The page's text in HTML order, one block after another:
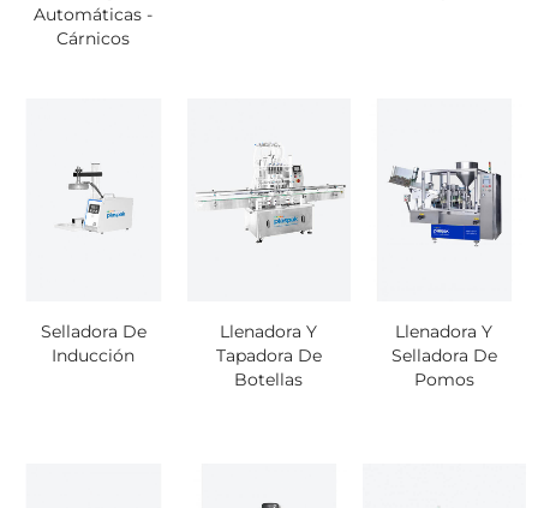
Automáticas -
Cárnicos
Selladora De
Inducción
Llenadora Y
Tapadora De
Botellas
Llenadora Y
Selladora De
Pomos